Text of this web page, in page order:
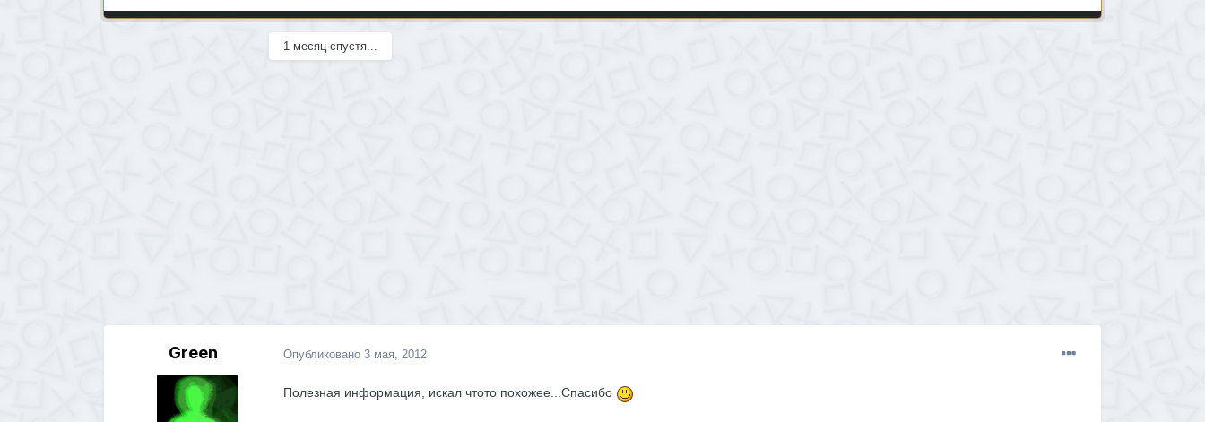
1 месяц спустя...
Green Опубликовано 3 мая, 2012
Полезная информация, искал чтото похожее...Спасибо